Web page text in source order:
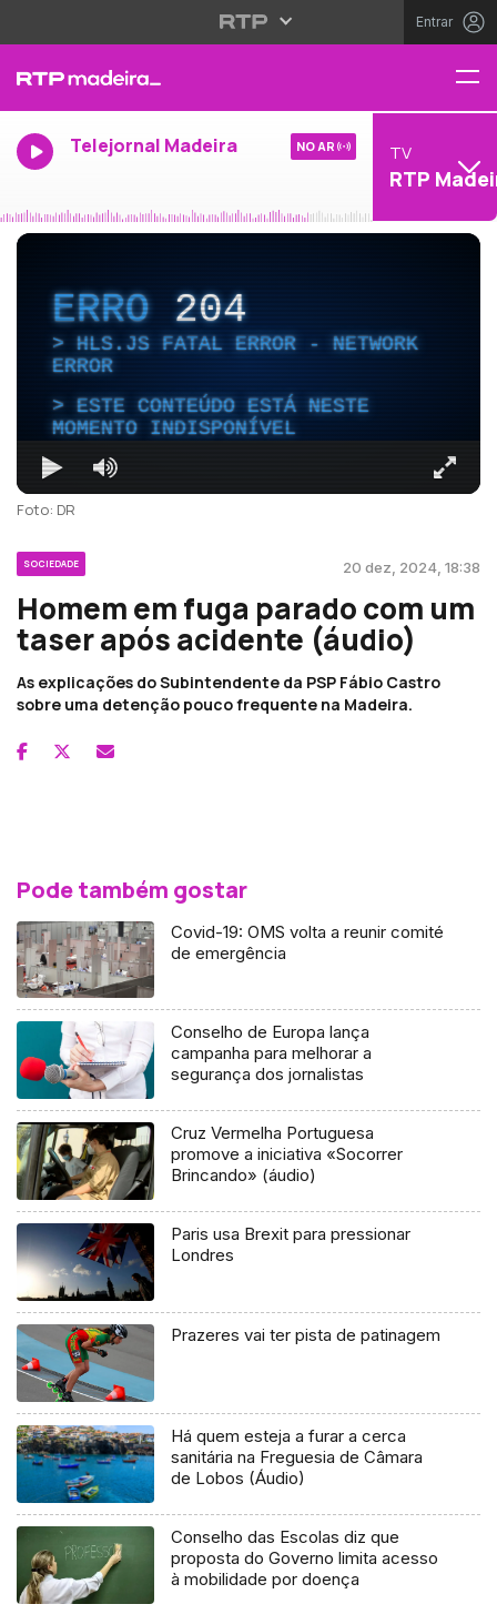
Entrar
Telejornal Madeira NO AR TV
RTP
ERRO204
HLS.JS FATAL ERROR - NETWORK
ERROR
ESTE CONTEÚDO ESTÁ NESTE
MOMENTO INDISPONÍVEL
Foto: DR
SOCIEDADE 20 dez, 2024, 18:38
Homem em fuga parado com um
taser após acidente (áudio)
As explicações do Subintendente da PSP Fábio Castro
sobre uma detenção pouco frequente na Madeira.
Pode também gostar
Covid-19: OMS volta a reunir comité
de emergência
Conselho de Europa lança
campanha para melhorar a
segurança dos jornalistas
Cruz Vermelha Portuguesa
promove a iniciativa «Socorrer
Brincando» (áudio)
Paris usa Brexit para pressionar
Londres
Prazeres vai ter pista de patinagem
Há quem esteja a furar a cerca
sanitária na Freguesia de Câmara
de Lobos (Áudio)
Conselho das Escolas diz que
proposta do Governo limita acesso
à mobilidade por doença